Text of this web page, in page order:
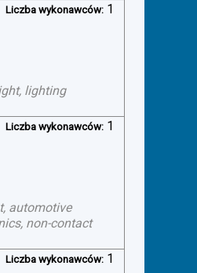
Liczba wykonawców: 1
lighting
Liczba wykonawców: 1
automotive
non-contact
Liczba wykonawców: 1